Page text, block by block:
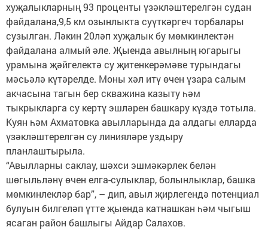
хуҗалыкларның 93 проценты үзәкләштерелгән судан
файдалана,9,5 км озынлыкта суүткәргеч торбалары
сузылган. Ләкин 20ләп хуҗалык бу мөмкинлектән
файдалана алмый әле. Җыенда авылның югарыгы
урамына җәйгелектә су җитенкерәмәве турындагы
мәсьәлә күтәрелде. Моны хәл итү өчен үзара салым
акчасына тагын бер скважина казыту һәм
тыкрыкларга су кертү эшләрен башкару күздә тотыла.
Куян һәм Ахматовка авылларында да алдагы елларда
үзәкләштерелгән су линияләре уздыру
планлаштырыла.
“Авылларны саклау, шәхси эшмәкәрлек белән
шөгыльләнү өчен елга-сулыклар, болынлыклар, башка
мөмкинлекләр бар”, – дип, авыл җирлегендә потенциал
булуын билгеләп үтте җыенда катнашкан һәм чыгыш
ясаган район башлыгы Айдар Салахов.